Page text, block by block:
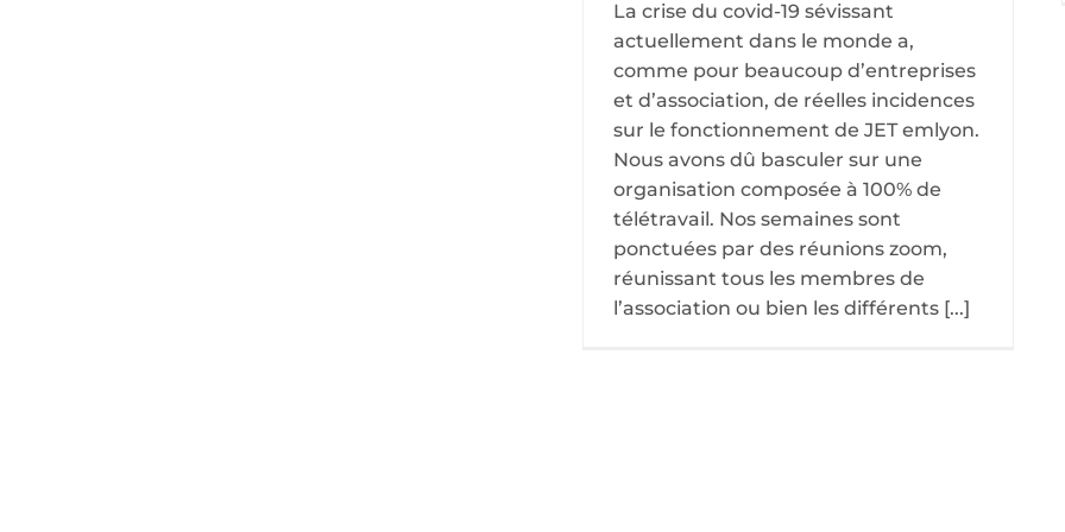
La crise du covid-19 sévissant
actuellement dans le monde a,
comme pour beaucoup d’entreprises
et d’association, de réelles incidences
sur le fonctionnement de JET emlyon.
Nous avons dû basculer sur une
organisation composée à 100% de
télétravail. Nos semaines sont
ponctuées par des réunions zoom,
réunissant tous les membres de
l’association ou bien les différents [...]